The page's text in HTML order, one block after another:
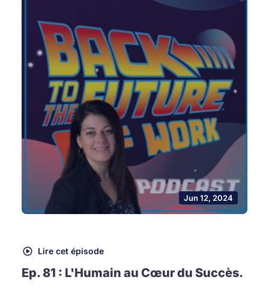
Jun 12, 2024
Lire cet épisode
Ep. 81 : L'Humain au Cœur du Succès.